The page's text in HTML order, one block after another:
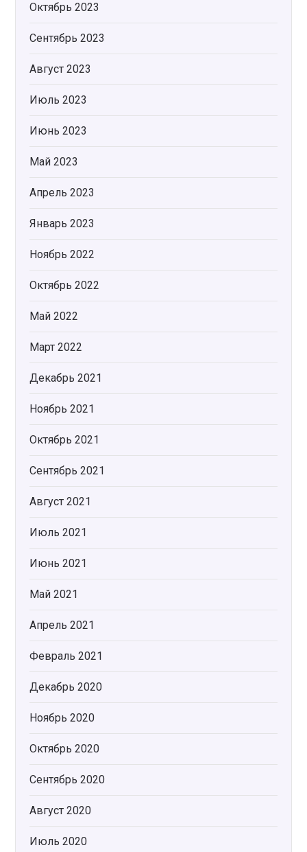
Октябрь 2023
Сентябрь 2023
Август 2023
Июль 2023
Июнь 2023
Май 2023
Апрель 2023
Январь 2023
Ноябрь 2022
Октябрь 2022
Май 2022
Март 2022
Декабрь 2021
Ноябрь 2021
Октябрь 2021
Сентябрь 2021
Август 2021
Июль 2021
Июнь 2021
Май 2021
Апрель 2021
Февраль 2021
Декабрь 2020
Ноябрь 2020
Октябрь 2020
Сентябрь 2020
Август 2020
Июль 2020